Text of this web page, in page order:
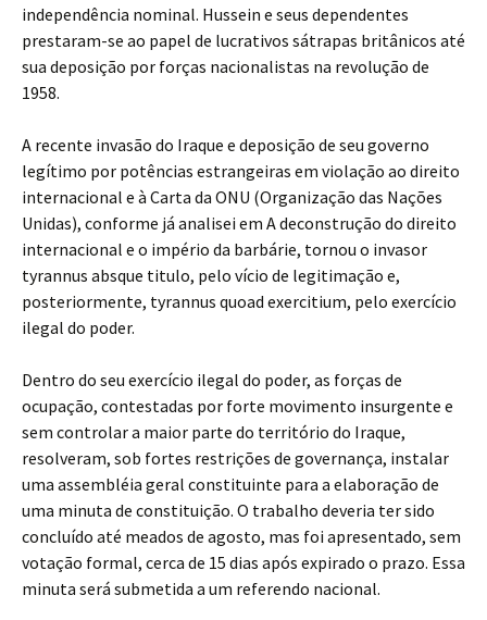
independência nominal. Hussein e seus dependentes
prestaram-se ao papel de lucrativos sátrapas britânicos até
sua deposição por forças nacionalistas na revolução de
1958.
A recente invasão do Iraque e deposição de seu governo
legítimo por potências estrangeiras em violação ao direito
internacional e à Carta da ONU (Organização das Nações
Unidas), conforme já analisei em A deconstrução do direito
internacional e o império da barbárie, tornou o invasor
tyrannus absque titulo, pelo vício de legitimação e,
posteriormente, tyrannus quoad exercitium, pelo exercício
ilegal do poder.
Dentro do seu exercício ilegal do poder, as forças de
ocupação, contestadas por forte movimento insurgente e
sem controlar a maior parte do território do Iraque,
resolveram, sob fortes restrições de governança, instalar
uma assembléia geral constituinte para a elaboração de
uma minuta de constituição. O trabalho deveria ter sido
concluído até meados de agosto, mas foi apresentado, sem
votação formal, cerca de 15 dias após expirado o prazo. Essa
minuta será submetida a um referendo nacional.